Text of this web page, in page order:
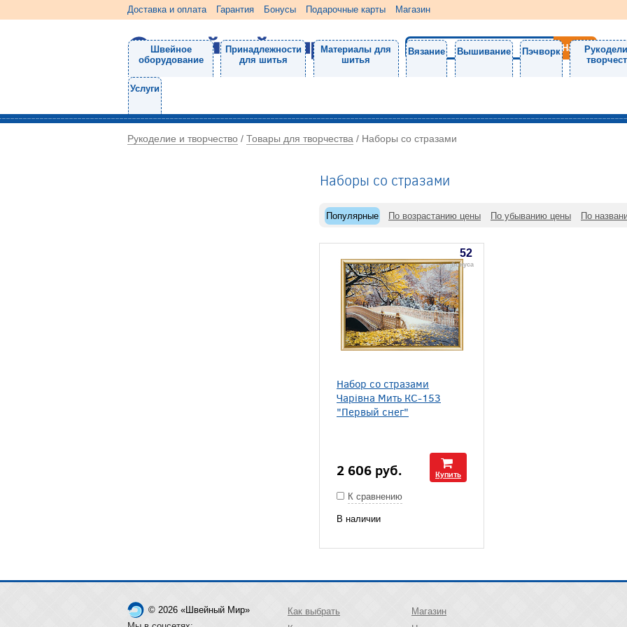
Доставка и оплата Гарантия Бонусы Подарочные карты Магазин
Швейное
оборудование
Принадлежности
для шитья
Материалы для
шитья
Вязание Вышивание Пэчворк
Услуги
Рукоделие и творчество / Товары для творчества / Наборы со стразами
Наборы со стразами
Популярные По возрастанию цены По убыванию цены По
52
бонуса
Набор со стразами
Чарiвна Мить КС-153
"Первый снег"
2 606 руб. Купить
К сравнению
В наличии
© 2026 «Швейный Мир»
Как выбрать
Магазин